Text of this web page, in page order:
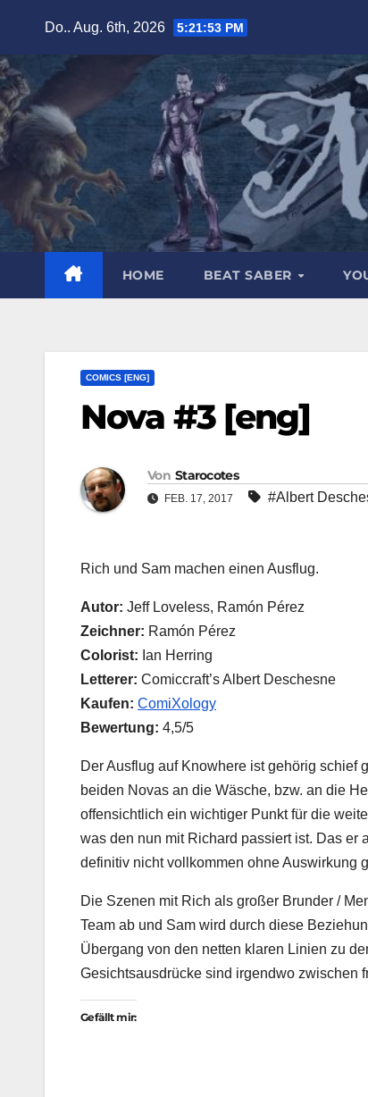
springen
Do.. Aug. 6th, 2026 5:21:54 PM
HOME BEAT SABER
COMICS [ENG]
Nova #3 [eng]
Von Starocotes
FEB. 17, 2017 #Albert
Rich und Sam machen einen Ausflug.
Autor: Jeff Loveless, Ramón Pérez
Zeichner: Ramón Pérez
Colorist: Ian Herring
Letterer: Comiccraft’s Albert Deschesne
Kaufen: ComiXology
Bewertung: 4,5/5
Der Ausflug auf Knowhere ist gehörig schief
beiden Novas an die Wäsche, bzw. an die
offensichtlich ein wichtiger Punkt für die
was den nun mit Richard passiert ist. Das er
definitiv nicht vollkommen ohne Auswirkung
Die Szenen mit Rich als großer Brunder /
Team ab und Sam wird durch diese
Übergang von den netten klaren Linien zu
Gesichtsausdrücke sind irgendwo zwischen
Gefällt mir: